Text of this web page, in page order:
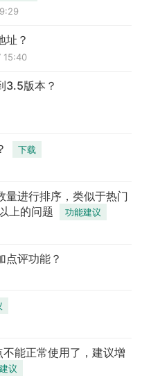
址？
15:40
3.5版本？
下载
量进行排序，类似于热门
上的问题
功能建议
点评功能？
能正常使用了，建议增
议